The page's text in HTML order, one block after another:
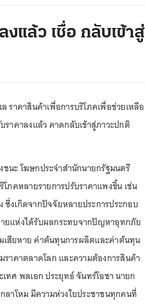
แล้ว เชื่อ กลับเข้าสู่
ราคาสินค้าเพื่อการบริโภคเพื่อช่วยเหลือ
าคาลงแล้ว คาดกลับเข้าสู่ภาวะปกติ
นะ โฆษกประจำสำนักนายกรัฐมนตรี
ภคหลายรายการปรับราคาแพงขึ้น เช่น
งเกิดจากปัจจัยหลายประการประกอบ
ยแห่งได้รับผลกระทบจากปัญหาอุทกภัย
เสียหาย ค่าต้นทุนการผลิตและค่าต้นทุน
าคาตลาดโลก และความต้องการสินค้า
ทศ พลเอก ประยุทธ์ จันทร์โอชา นายก
ลาโหม มีความห่วงใยประชาชนทุกคนที่